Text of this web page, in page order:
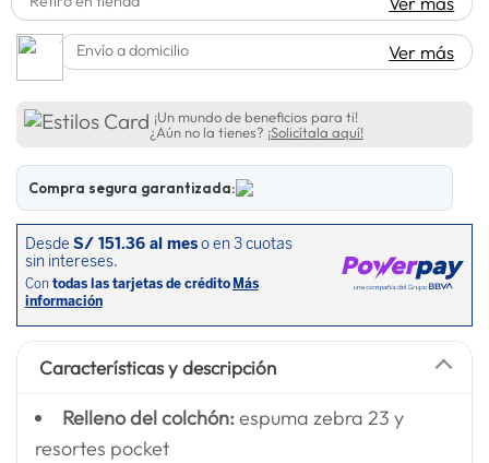
Envío a domicilio Ver más
¡Un mundo de beneficios para ti!
¿Aún no la tienes? ¡Solicítala aquí!
Compra segura garantizada:
Características y descripción
Relleno del colchón: espuma zebra 23 y
resortes pocket